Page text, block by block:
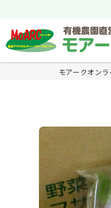
モアークオン